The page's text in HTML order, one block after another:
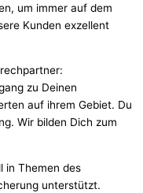
um immer auf dem
Kunden exzellent
zu Deinen
auf ihrem Gebiet. Du
Wir bilden Dich zum
in Themen des
unterstützt.